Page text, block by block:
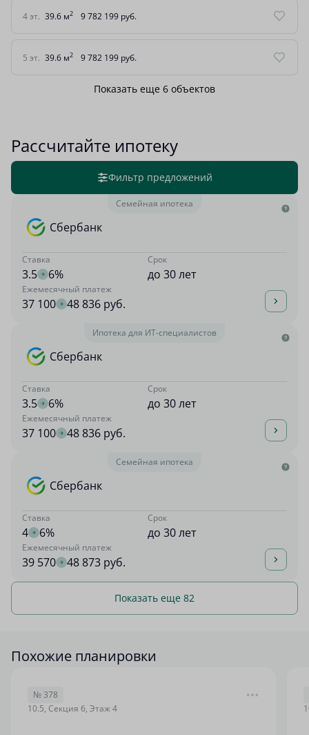
4 эт. 39.6 м2 9 782 199 руб.
5 эт. 39.6 м2 9 782 199 руб.
Показать еще 6 объектов
Рассчитайте ипотеку
Фильтр предложений
Семейная ипотека
Сбербанк
Ставка
3.5 6%
Срок
до 30 лет
Ежемесячный платеж
37 100 48 836 руб.
Ипотека для ИТ-специалистов
Сбербанк
Ставка
3.5 6%
Срок
до 30 лет
Ежемесячный платеж
37 100 48 836 руб.
Семейная ипотека
Сбербанк
Ставка
4 6%
Срок
до 30 лет
Ежемесячный платеж
39 570 48 873 руб.
Показать еще 82
Похожие планировки
№ 378
10.5, Секция 6, Этаж 4